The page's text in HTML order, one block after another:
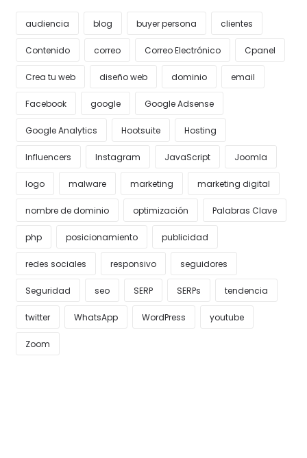
audiencia blog buyer persona clientes
Contenido correo Correo Electrónico Cpanel
Crea tu web diseño web dominio email
Facebook google Google Adsense
Google Analytics Hootsuite Hosting
Influencers Instagram JavaScript Joomla
logo malware marketing marketing digital
nombre de dominio optimización Palabras Clave
php posicionamiento publicidad
redes sociales responsivo seguidores
Seguridad seo SERP SERPs tendencia
twitter WhatsApp WordPress youtube
Zoom